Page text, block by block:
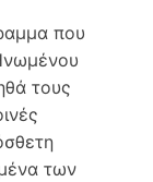
που
τους
των